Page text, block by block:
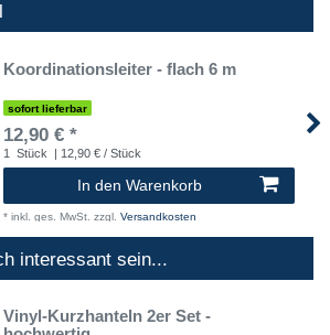
Koordinationsleiter - flach 6 m
sofort lieferbar
12,90 € *
1 Stück | 12,90 € / Stück
In den Warenkorb
* inkl. ges. MwSt. zzgl. Versandkosten
interessant sein...
Vinyl-Kurzhanteln 2er Set -